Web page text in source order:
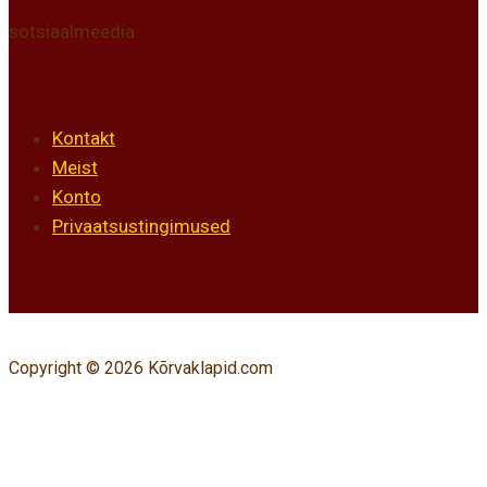
sotsiaalmeedia
Kontakt
Meist
Konto
Privaatsustingimused
Copyright © 2026 Kõrvaklapid.com